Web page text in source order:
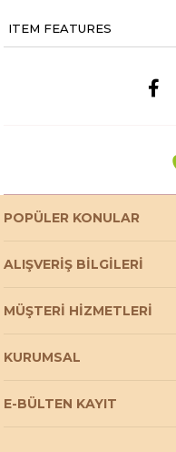
ITEM FEATURES
POPÜLER KONULAR
ALIŞVERİŞ BİLGİLERİ
MÜŞTERİ HİZMETLERİ
KURUMSAL
E-BÜLTEN KAYIT